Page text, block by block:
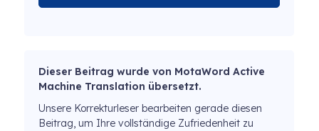
Dieser Beitrag wurde von MotaWord Active
Machine Translation übersetzt.
Unsere Korrekturleser bearbeiten gerade diesen
Beitrag, um Ihre vollständige Zufriedenheit zu